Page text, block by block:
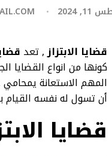
2024
قضايا الابتزاز, تعد
كونها من انواع القضايا
المهم الاستعانة
أن تسول له نفسه القيام
قضايا